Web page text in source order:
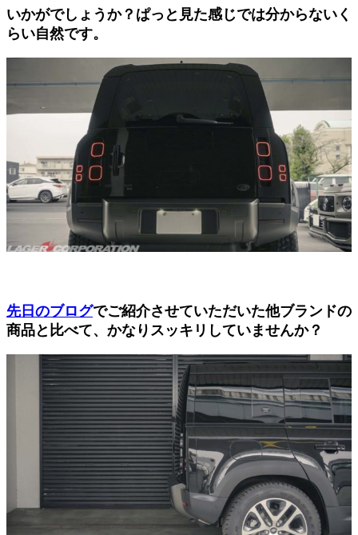
いかがでしょうか？ぱっと見た感じでは分からないく
らい自然です。
先日のブログでご紹介させていただいた他ブランドの
商品と比べて、かなりスッキリしていませんか？